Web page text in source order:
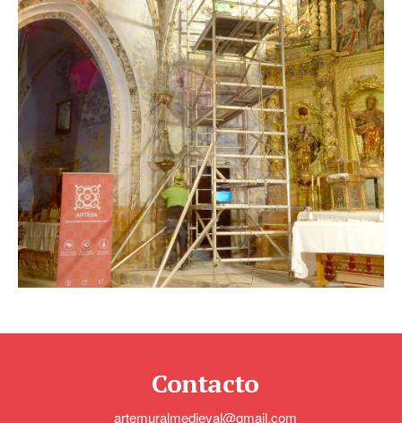
Contacto
artemuralmedieval@gmail.com